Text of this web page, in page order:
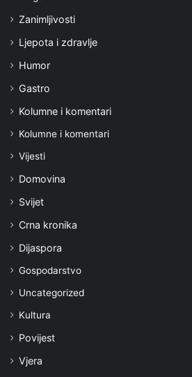
Zanimljivosti
Ljepota i zdravlje
Humor
Gastro
Kolumne i komentari
Kolumne i komentari
Vijesti
Domovina
Svijet
Crna kronika
Dijaspora
Gospodarstvo
Uncategorized
Kultura
Povijest
Vjera